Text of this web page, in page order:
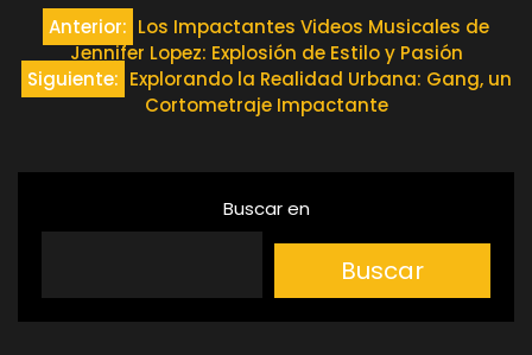
Navegación
de
Anterior: Los Impactantes Videos Musicales de
Jennifer Lopez: Explosión de Estilo y Pasión
Siguiente: Explorando la Realidad Urbana: Gang, un
Cortometraje Impactante
Buscar en
Buscar